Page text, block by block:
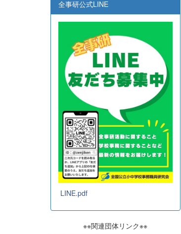
全事研公式LINE
LINE.pdf
※※関連団体リンク※※